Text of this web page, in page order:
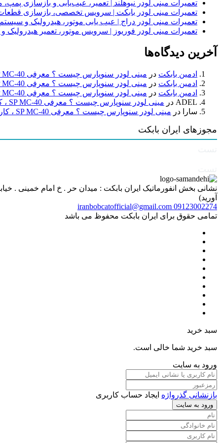
تعمیرات مینی لودر نیوهلند | تعمیر، عیب‌یابی و بازسازی پمپ،
تعمیرات مینی لودر بابکت | سرویس تخصصی، بازسازی
تعمیرات مینی لودر دراج | عیب یابی موتور، هیدرولیک و
تعمیرات مینی لودر فوریوز | سرویس موتور، تعمیر هیدرولیک
آخرین دیدگاه‌ها
ادمین بابکت در مینی لودر سنوپارس چیست ؟ معرفی SP MC-40 ، کاربردها و راهنمای خرید
ادمین بابکت در مینی لودر سنوپارس چیست ؟ معرفی SP MC-40 ، کاربردها و راهنمای خرید
ادمین بابکت در مینی لودر سنوپارس چیست ؟ معرفی SP MC-40 ، کاربردها و راهنمای خرید
ADEL در مینی لودر سنوپارس چیست ؟ معرفی SP MC-40 ، کاربردها و راهنمای خرید
سارا
در مینی لودر سنوپارس چیست ؟ معرفی SP MC-40 ، کاربردها و راهنمای خرید
مجوزهای ایران بابکت
آورید)
09123002274
iranbobcatofficial@gmail.com
تمامی حقوق برای ایران بابکت محفوظ می باشد
سبد خرید
سبد خرید شما خالی است.
ورود به سایت
بازنشانی گذرواژه ایجاد حساب کاربری
ورود به سایت